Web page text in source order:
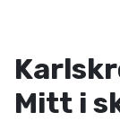
Mitt i